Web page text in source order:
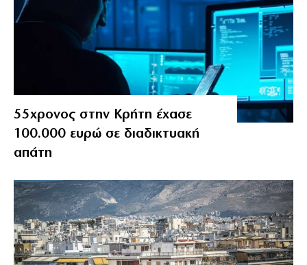
55χρονος στην Κρήτη έχασε
100.000 ευρώ σε διαδικτυακή
απάτη